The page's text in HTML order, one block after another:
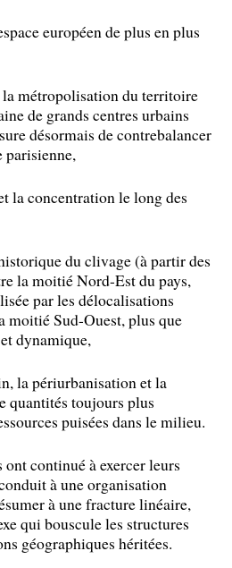
européen de plus en plus
métropolisation du territoire
de grands centres urbains
désormais de contrebalancer
parisienne,
la concentration le long des
du clivage (à partir des
la moitié Nord-Est du pays,
par les délocalisations
moitié Sud-Ouest, plus que
dynamique,
la périurbanisation et la
quantités toujours plus
puisées dans le milieu.
continué à exercer leurs
à une organisation
à une fracture linéaire,
qui bouscule les structures
géographiques héritées.